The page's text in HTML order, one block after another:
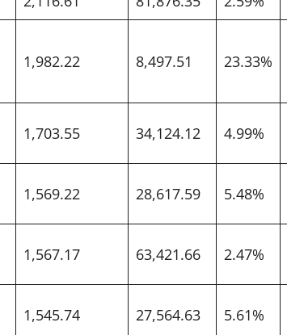
1,982.22 8,497.51 23.33%
1,703.55 34,124.12 4.99%
1,569.22 28,617.59 5.48%
1,567.17 63,421.66 2.47%
1,545.74 27,564.63 5.61%